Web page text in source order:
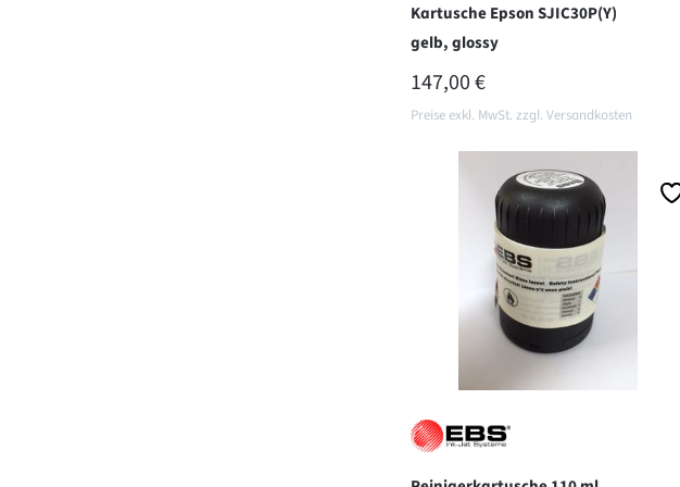
Kartusche Epson SJIC30P(Y)
gelb, glossy
REGULÄRER PREIS:
147,00 €
Preise exkl. MwSt. zzgl. Versandkosten
In den Warenkorb